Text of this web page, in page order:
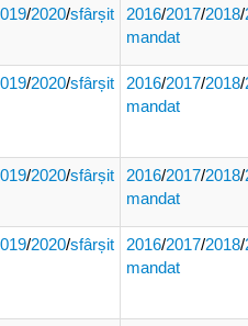
/2020/sfârșit
2016/2017/2018/
mandat
/2020/sfârșit
2016/2017/2018/
mandat
/2020/sfârșit
2016/2017/2018/
mandat
/2020/sfârșit
2016/2017/2018/
mandat